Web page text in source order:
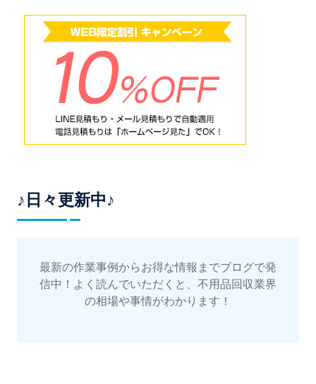
♪日々更新中♪
最新の作業事例からお得な情報までブログで発
信中！よく読んでいただくと、不用品回収業界
の相場や事情がわかります！